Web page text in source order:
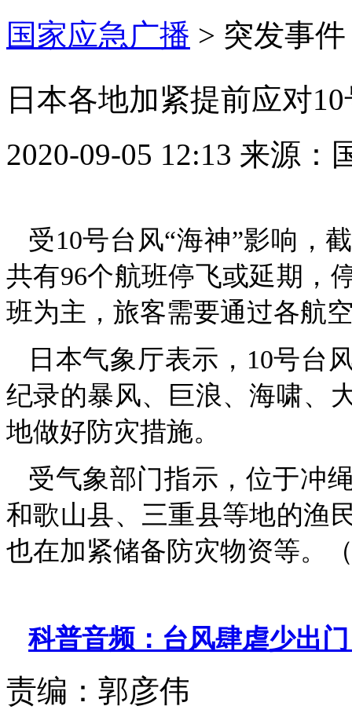
国家应急广播 > 突发事件
日本各地加紧提前应对
2020-09-05 12:13 来源：
受10号台风“海神”影响，
共有96个航班停飞或延期，
班为主，旅客需要通过各航
日本气象厅表示，10号台
纪录的暴风、巨浪、海啸、
地做好防灾措施。
受气象部门指示，位于冲
和歌山县、三重县等地的渔
也在加紧储备防灾物资等。
科普音频：台风肆虐少出
责编： 郭彦伟